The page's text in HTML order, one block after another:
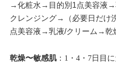
→化粧水→目的別1点美容液
クレンジング→（必要日だ
点美容液→乳液/クリーム→乾
乾燥〜敏感肌：1・4・7日目